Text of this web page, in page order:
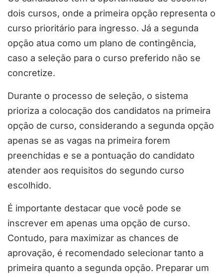
dois cursos, onde a primeira opção representa o
curso prioritário para ingresso. Já a segunda
opção atua como um plano de contingência,
caso a seleção para o curso preferido não se
concretize.
Durante o processo de seleção, o sistema
prioriza a colocação dos candidatos na primeira
opção de curso, considerando a segunda opção
apenas se as vagas na primeira forem
preenchidas e se a pontuação do candidato
atender aos requisitos do segundo curso
escolhido.
É importante destacar que você pode se
inscrever em apenas uma opção de curso.
Contudo, para maximizar as chances de
aprovação, é recomendado selecionar tanto a
primeira quanto a segunda opção. Preparar um